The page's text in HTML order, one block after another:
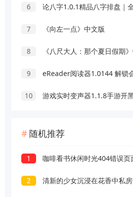
6 论八字1.0.1精品八字排盘｜全国
7 《向左一点》中文版
8 《八尺大人：那个夏日假期
9 eReader阅读器1.0144 解锁会员本
10 游戏实时变声器1.1.8手游开黑语
随机推荐
1 咖啡看书休闲时光404错误页
2 清新的少女沉浸在花香中私